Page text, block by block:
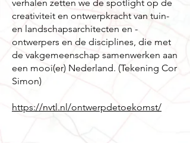
verhalen zetten we de spotlight op de
creativiteit en ontwerpkracht van tuin-
en landschapsarchitecten en -
ontwerpers en de disciplines, die met
de vakgemeenschap samenwerken aan
een mooi(er) Nederland. (Tekening Cor
Simon)
https://nvtl.nl/ontwerpdetoekomst/